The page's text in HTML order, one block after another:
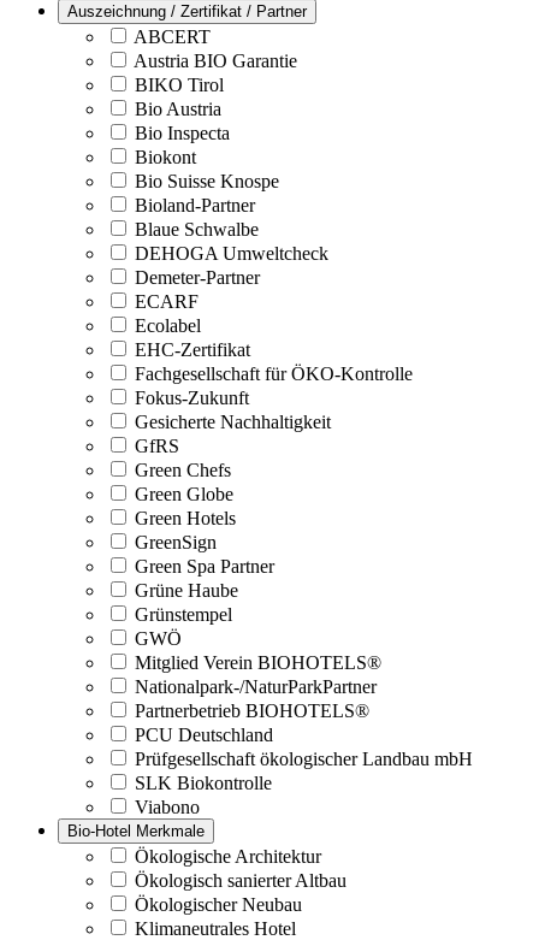
Auszeichnung / Zertifikat / Partner
ABCERT
Austria BIO Garantie
BIKO Tirol
Bio Austria
Bio Inspecta
Biokont
Bio Suisse Knospe
Bioland-Partner
Blaue Schwalbe
DEHOGA Umweltcheck
Demeter-Partner
ECARF
Ecolabel
EHC-Zertifikat
Fachgesellschaft für ÖKO-Kontrolle
Fokus-Zukunft
Gesicherte Nachhaltigkeit
GfRS
Green Chefs
Green Globe
Green Hotels
GreenSign
Green Spa Partner
Grüne Haube
Grünstempel
GWÖ
Mitglied Verein BIOHOTELS®
Nationalpark-/NaturParkPartner
Partnerbetrieb BIOHOTELS®
PCU Deutschland
Prüfgesellschaft ökologischer Landbau mbH
SLK Biokontrolle
Viabono
Bio-Hotel Merkmale
Ökologische Architektur
Ökologisch sanierter Altbau
Ökologischer Neubau
Klimaneutrales Hotel